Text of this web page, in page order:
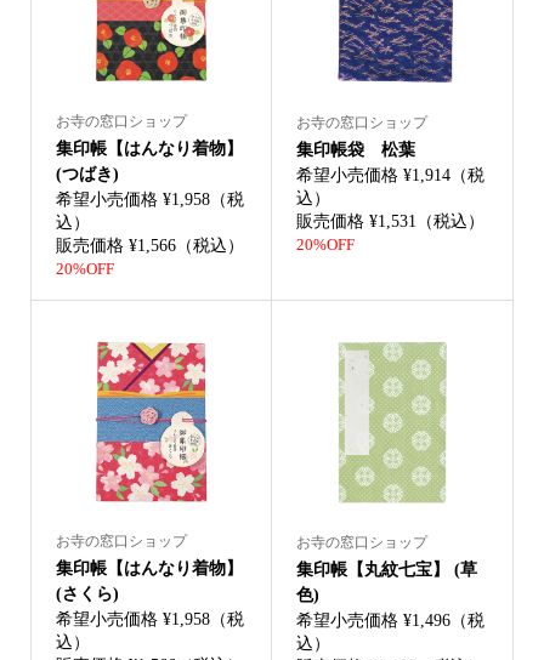
お寺の窓口ショップ
集印帳【はんなり着物】
(つばき)
希望小売価格 ¥1,958（税
込）
販売価格 ¥1,566（税込）
20%OFF
お寺の窓口ショップ
集印帳袋 松葉
希望小売価格 ¥1,914（税
込）
販売価格 ¥1,531（税込）
20%OFF
お寺の窓口ショップ
集印帳【はんなり着物】
(さくら)
希望小売価格 ¥1,958（税
込）
お寺の窓口ショップ
集印帳【丸紋七宝】 (草
色)
希望小売価格 ¥1,496（税
込）